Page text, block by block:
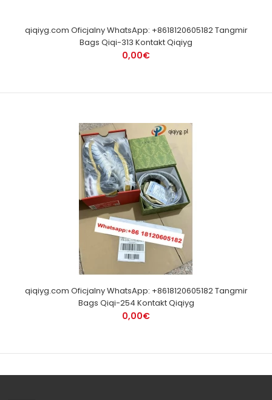
qiqiyg.com Oficjalny WhatsApp: +8618120605182 Tangmir
Bags Qiqi-313 Kontakt Qiqiyg
0,00€
qiqiyg.com Oficjalny WhatsApp: +8618120605182 Tangmir
Bags Qiqi-254 Kontakt Qiqiyg
0,00€